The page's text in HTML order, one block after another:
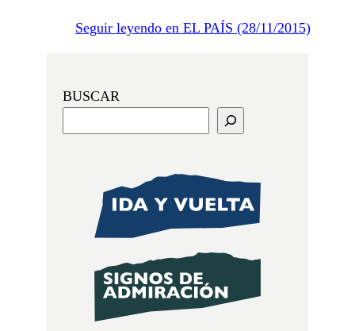
Seguir leyendo en EL PAÍS (28/11/2015)
BUSCAR